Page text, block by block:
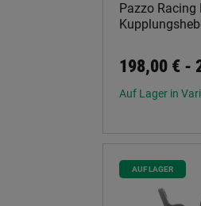
Pazzo Racing
198,00 € -
Auf Lager in
AUF LAGER